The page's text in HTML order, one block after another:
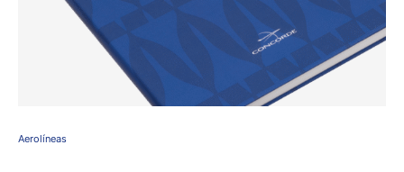
Aerolíneas